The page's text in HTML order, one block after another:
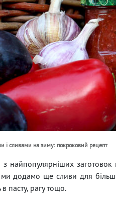
і сливами на зиму: покроковий рецепт
найпопулярніших заготовок
ми додамо ще сливи для
пасту, рагу тощо.